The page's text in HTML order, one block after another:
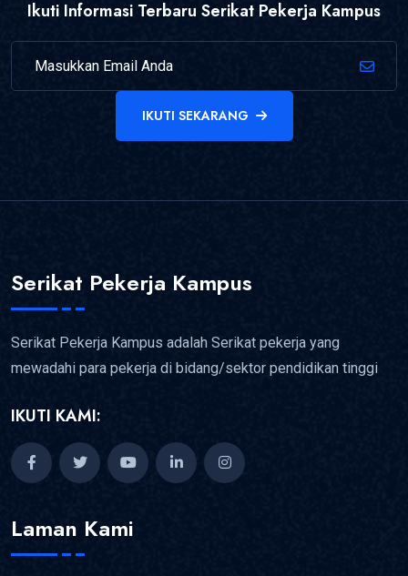
Ikuti Informasi Terbaru Serikat Pekerja Kampus
IKUTI SEKARANG
Serikat Pekerja Kampus
Serikat Pekerja Kampus adalah Serikat pekerja yang
mewadahi para pekerja di bidang/sektor pendidikan tinggi
IKUTI KAMI:
Laman Kami